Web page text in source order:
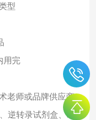
型
用完
师或品牌供应商。
转录试剂盒、PCR